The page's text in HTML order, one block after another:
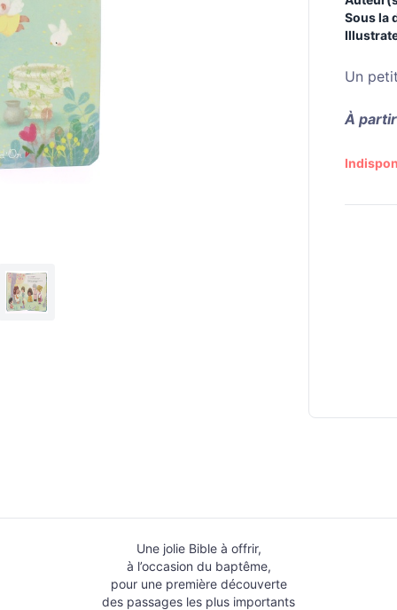
Sous la
Un
À
Une jolie Bible à offrir,
à l’occasion du baptême,
pour une première découverte
des passages les plus importants